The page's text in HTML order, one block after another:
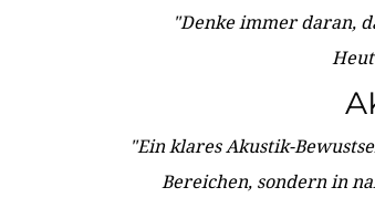
"Denke immer daran,
"Ein klares Akustik-
Bereichen, sondern in